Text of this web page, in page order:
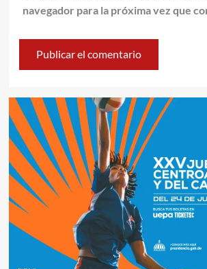
navegador para la próxima vez que